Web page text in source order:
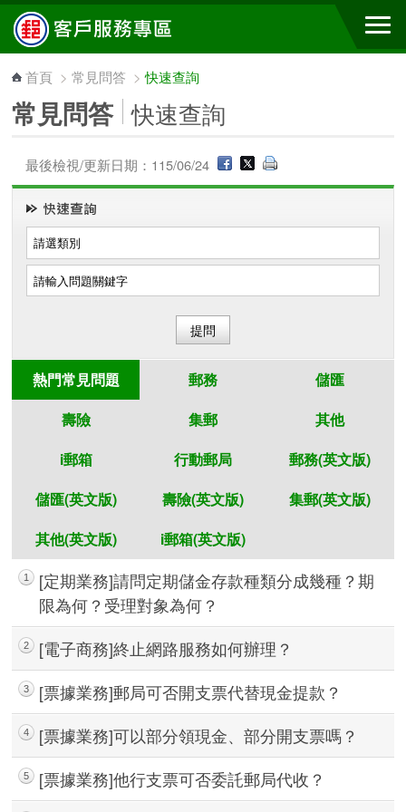
跳到主要內容區塊
首頁 >常見問答 >快速查詢
常見問答 快速查詢
最後檢視/更新日期：115/06/24
快速查詢
熱門常見問題 郵務
儲匯
壽險
集郵
其他
i郵箱
行動郵局
郵務(英文版)
儲匯(英文版)
壽險(英文版)
集郵(英文版)
其他(英文版)
i郵箱(英文版)
1
[定期業務]請問定期儲金存款種類分成幾種？期
限為何？受理對象為何？
2 [電子商務]終止網路服務如何辦理？
3 [票據業務]郵局可否開支票代替現金提款？
4 [票據業務]可以部分領現金、部分開支票嗎？
5
[票據業務]他行支票可否委託郵局代收？